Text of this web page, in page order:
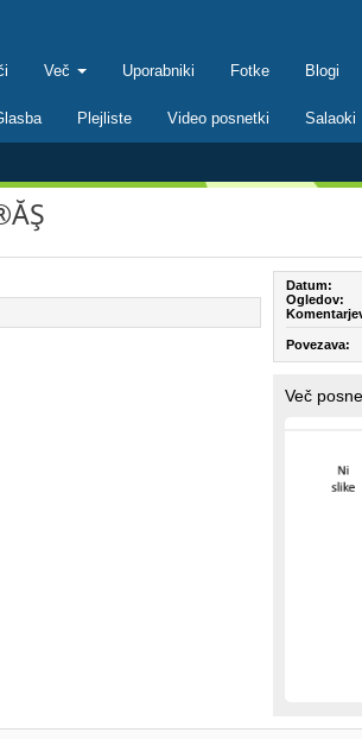
Več Uporabniki Fotke Blogi
Plejliste Video posnetki Salaoki
Datum:
Ogledov:
Povezava:
Več